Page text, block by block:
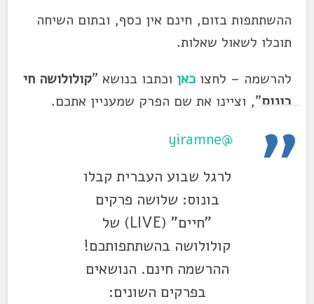
ההשתתפות בזום, חינם אין כסף, ובתום השיחה
תוכלו לשאול שאלות.
להרשמה – לחצוכאן וכתבו בנושא "קולולושה חי
בונוס", וציינו את שם הפרק שמעניין אתכם.
@yiramne
לרגל שבוע העברית קבלו
בונוס: שלושה פרקים
"חיים" (LIVE) של
קולולושה בהשתתפותכם!
ההרשמה חינם. הנושאים
בפרקים השונים: